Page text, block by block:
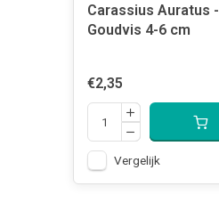
Carassius Auratus -
Goudvis 4-6 cm
€2,35
Vergelijk